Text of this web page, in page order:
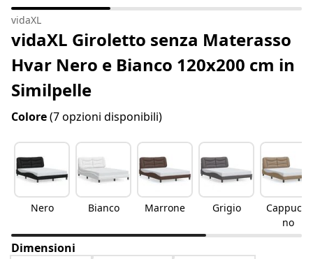
vidaXL
vidaXL Giroletto senza Materasso
Hvar Nero e Bianco 120x200 cm in
Similpelle
Colore(7 opzioni disponibili)
Nero Bianco Marrone Grigio
Cappucci
no
Dimensioni